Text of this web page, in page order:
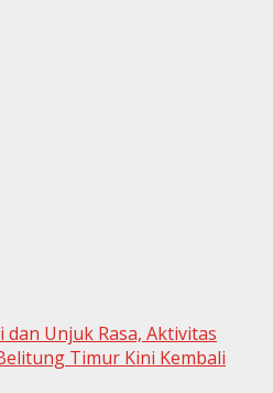
Unjuk Rasa, Aktivitas
Timur Kini Kembali